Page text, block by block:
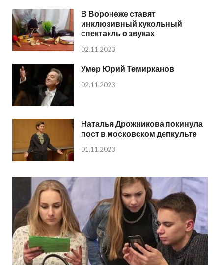
В Воронеже ставят
инклюзивный кукольный
спектакль о звуках
02.11.2023
Умер Юрий Темирканов
02.11.2023
Наталья Дрожникова покинула
пост в московском депкульте
01.11.2023